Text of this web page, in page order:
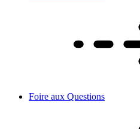
Foire aux Questions